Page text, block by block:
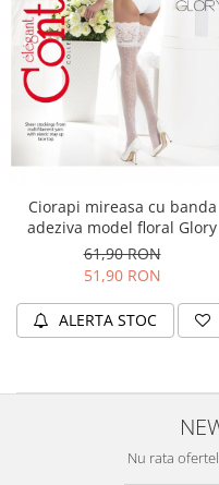
Merino Warm
Merino Etno
Cutie Cadou Merino
Sosete sport
Sosete termice
Sosete medicinale
Sosete termice
Ciorapi mireasa cu banda
adeziva model floral Glory
61,90 RON
51,90 RON
ALERTA STOC
Nu rata